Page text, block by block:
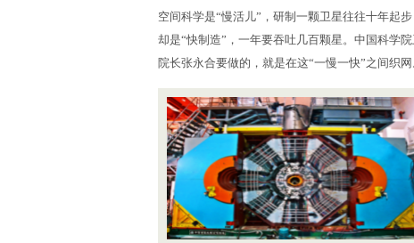
空间科学是“慢活儿”，研制一颗卫星往往十年起
却是“快制造”，一年要吞吐几百颗星。中国科学
院长张永合要做的，就是在这“一慢一快”之间织网